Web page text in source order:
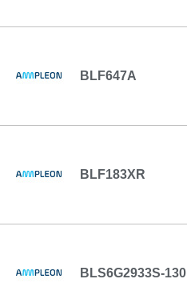
BLF647A
BLF183XR
BLS6G2933S-130